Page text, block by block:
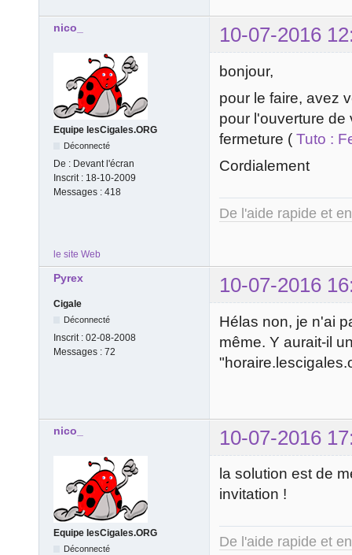
nico_ 10-07-2016
Equipe lesCigales.ORG
Déconnecté
De : Devant l'écran
Inscrit : 18-10-2009
Messages : 418
bonjour,
pour le faire, avez
pour l'ouverture de
fermeture ( Tuto :
Cordialement
De l'aide rapide et
le site Web
Pyrex 10-07-2016
Cigale
Déconnecté
Inscrit : 02-08-2008
Messages : 72
Hélas non, je n'ai
même. Y aurait-il
nico_ 10-07-2016
Equipe lesCigales.ORG
Déconnecté
la solution est de
invitation !
De l'aide rapide et